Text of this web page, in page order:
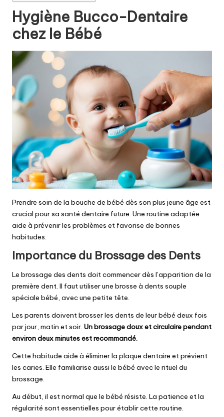
Hygiène Bucco-Dentaire
chez le Bébé
Prendre soin de la bouche de bébé dès son plus jeune âge est
crucial pour sa santé dentaire future. Une routine adaptée
aide à prévenir les problèmes et favorise de bonnes
habitudes.
Importance du Brossage des Dents
Le brossage des dents doit commencer dès l’apparition de la
première dent. Il faut utiliser une brosse à dents souple
spéciale bébé, avec une petite tête.
Les parents doivent brosser les dents de leur bébé deux fois
par jour, matin et soir. Un brossage doux et circulaire pendant
environ deux minutes est recommandé.
Cette habitude aide à éliminer la plaque dentaire et prévient
les caries. Elle familiarise aussi le bébé avec le rituel du
brossage.
Au début, il est normal que le bébé résiste. La patience et la
régularité sont essentielles pour établir cette routine.